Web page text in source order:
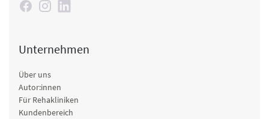
Unternehmen
Über uns
Autor:innen
Für Rehakliniken
Kundenbereich